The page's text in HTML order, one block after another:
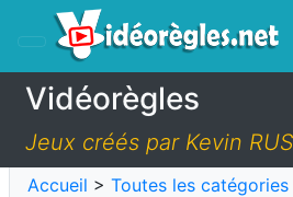
Vidéorègles
Jeux créés par Kevin
Accueil > Toutes les